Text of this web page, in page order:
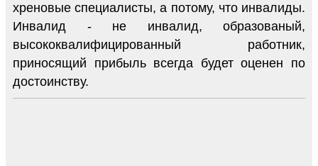
хреновые специалисты, а потому, что инвалиды.
Инвалид - не инвалид, образованый,
высококвалифицированный работник,
приносящий прибыль всегда будет оценен по
достоинству.